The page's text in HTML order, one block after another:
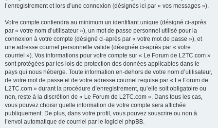
l’enregistrement et lors d’une connexion (désignés ici par « vos messages »).
Votre compte contiendra au minimum un identifiant unique (désigné ci-après
par « votre nom d’utilisateur »), un mot de passe personnel utilisé pour la
connexion à votre compte (désigné ci-après par « votre mot de passe »), et
une adresse courriel personnelle valide (désignée ci-après par « votre
courriel »). Vos informations pour votre compte sur « Le Forum de L2TC.com »
sont protégées par les lois de protection des données applicables dans le
pays qui nous héberge. Toute information en-dehors de votre nom d’utilisateur,
de votre mot de passe et de votre adresse courriel requise par « Le Forum de
L2TC.com » durant la procédure d’enregistrement, qu’elle soit obligatoire ou
non, reste à la discrétion de « Le Forum de L2TC.com ». Dans tous les cas,
vous pouvez choisir quelle information de votre compte sera affichée
publiquement. De plus, dans votre profil, vous pouvez souscrire ou non à
l’envoi automatique de courriel par le logiciel phpBB.